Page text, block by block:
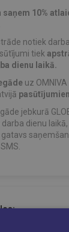
saņem 10%
notiek
tiek
dienu laikā.
uz OMNIVA
jebkurā
dienu laikā,